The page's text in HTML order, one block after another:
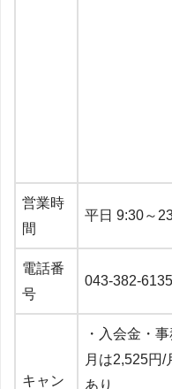
営業時
間
平日 9:30～
電話番
号
043-382-6135
キャン
・入会金・
月は2,525円/
あり